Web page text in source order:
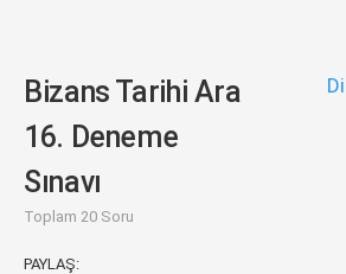
Bizans Tarihi Ara
16. Deneme
Sınavı
Toplam 20 Soru
PAYLAŞ: